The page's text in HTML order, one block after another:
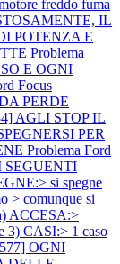
freddo fuma
IL
POTENZA E
Problema
E OGNI
Focus
PERDE
AGLI STOP IL
PER
Problema Ford
SEGUENTI
si spegne
> comunque si
ACCESA:>
3) CASI:> 1 caso
OGNI